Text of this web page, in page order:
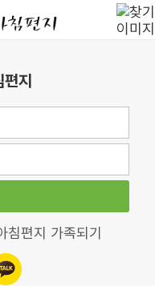
지
침편지 가족되기